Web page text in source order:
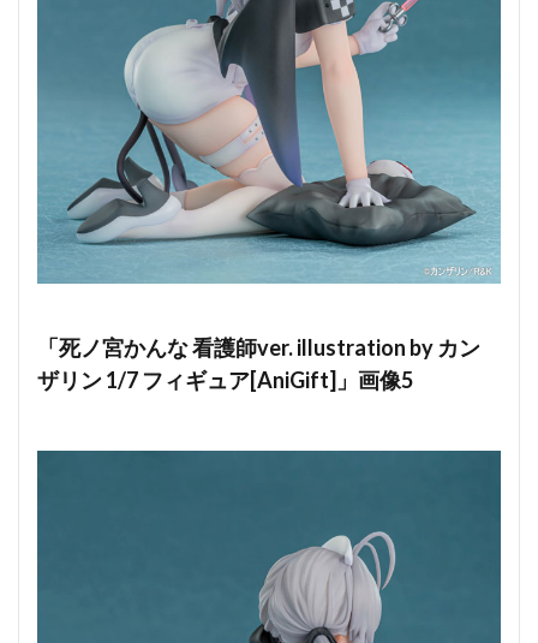
「死ノ宮かんな 看護師ver. illustration by カン
ザリン 1/7 フィギュア[AniGift]」画像5